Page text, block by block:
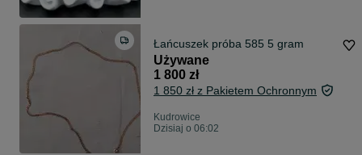
Łańcuszek próba 585 5 gram
Używane
1 800 zł
1 850 zł z Pakietem Ochronnym
Kudrowice
Dzisiaj o 06:02